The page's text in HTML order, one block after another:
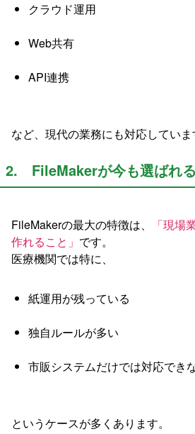
クラウド運用
Web共有
API連携
など、現代の業務にも対応していま
2. FileMakerが今も選ばれ
FileMakerの最大の特徴は、
「現場
作れること」 です。
医療機関では特に、
紙運用が残っている
独自ルールが多い
市販システムだけでは対応でき
というケースが多くあります。